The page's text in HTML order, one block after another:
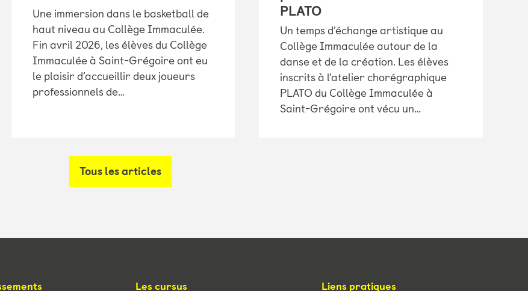
Une immersion dans le basketball de
haut niveau au Collège Immaculée.
Fin avril 2026, les élèves du Collège
Immaculée à Saint-Grégoire ont eu
le plaisir d’accueillir deux joueurs
professionnels de…
PLATO
Un temps d’échange artistique au
Collège Immaculée autour de la
danse et de la création. Les élèves
inscrits à l’atelier chorégraphique
PLATO du Collège Immaculée à
Saint-Grégoire ont vécu un…
Tous les articles
Les cursus Liens pratiques